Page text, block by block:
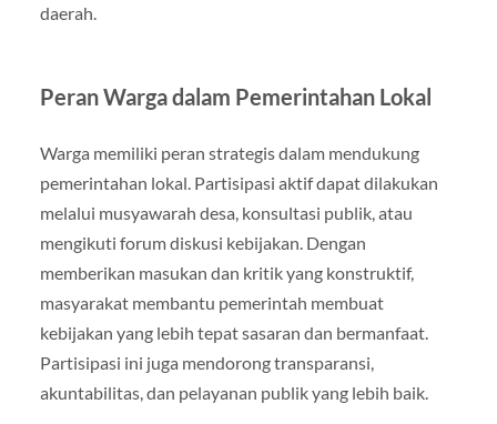
daerah.
Peran Warga dalam Pemerintahan Lokal
Warga memiliki peran strategis dalam mendukung
pemerintahan lokal. Partisipasi aktif dapat dilakukan
melalui musyawarah desa, konsultasi publik, atau
mengikuti forum diskusi kebijakan. Dengan
memberikan masukan dan kritik yang konstruktif,
masyarakat membantu pemerintah membuat
kebijakan yang lebih tepat sasaran dan bermanfaat.
Partisipasi ini juga mendorong transparansi,
akuntabilitas, dan pelayanan publik yang lebih baik.